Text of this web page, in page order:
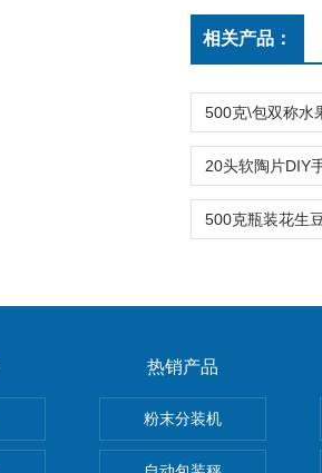
相关产品：
热销产品
粉末分装机